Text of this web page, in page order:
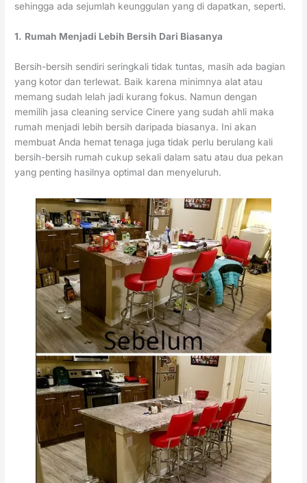
sehingga ada sejumlah keunggulan yang di dapatkan, seperti.
1. Rumah Menjadi Lebih Bersih Dari Biasanya
Bersih-bersih sendiri seringkali tidak tuntas, masih ada bagian
yang kotor dan terlewat. Baik karena minimnya alat atau
memang sudah lelah jadi kurang fokus. Namun dengan
memilih jasa cleaning service Cinere yang sudah ahli maka
rumah menjadi lebih bersih daripada biasanya. Ini akan
membuat Anda hemat tenaga juga tidak perlu berulang kali
bersih-bersih rumah cukup sekali dalam satu atau dua pekan
yang penting hasilnya optimal dan menyeluruh.